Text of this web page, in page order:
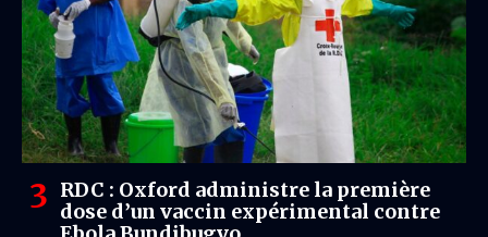
RDC : Oxford administre la première
dose d’un vaccin expérimental contre